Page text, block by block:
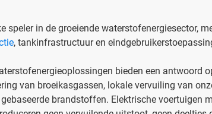
speler in de groeiende waterstofenergiesector,
, tankinfrastructuur en
bieden een antwoord
van broeikasgassen, lokale vervuiling van
brandstoffen. Elektrische voertuigen